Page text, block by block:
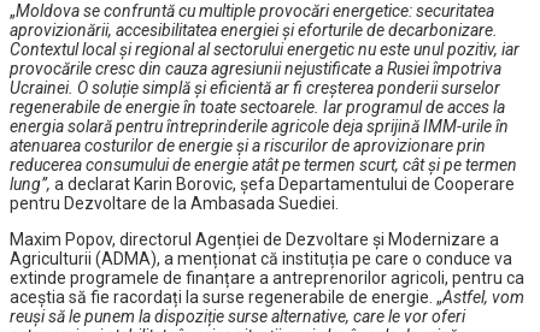
„Moldova se confruntă cu multiple provocări energetice: securitatea
aprovizionării, accesibilitatea energiei și eforturile de decarbonizare.
Contextul local și regional al sectorului energetic nu este unul pozitiv, iar
provocările cresc din cauza agresiunii nejustificate a Rusiei împotriva
Ucrainei. O soluție simplă și eficientă ar fi creșterea ponderii surselor
regenerabile de energie în toate sectoarele. Iar programul de acces la
energia solară pentru întreprinderile agricole deja sprijină IMM-urile în
atenuarea costurilor de energie și a riscurilor de aprovizionare prin
reducerea consumului de energie atât pe termen scurt, cât și pe termen
lung”, a declarat Karin Borovic, șefa Departamentului de Cooperare
pentru Dezvoltare de la Ambasada Suediei.
Maxim Popov, directorul Agenției de Dezvoltare și Modernizare a
Agriculturii (ADMA), a menționat că instituția pe care o conduce va
extinde programele de finanțare a antreprenorilor agricoli, pentru ca
aceștia să fie racordați la surse regenerabile de energie. „Astfel, vom
reuși să le punem la dispoziție surse alternative, care le vor oferi